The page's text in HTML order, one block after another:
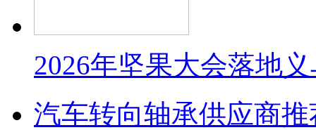
2026年坚果大会落地
汽车转向轴承供应商